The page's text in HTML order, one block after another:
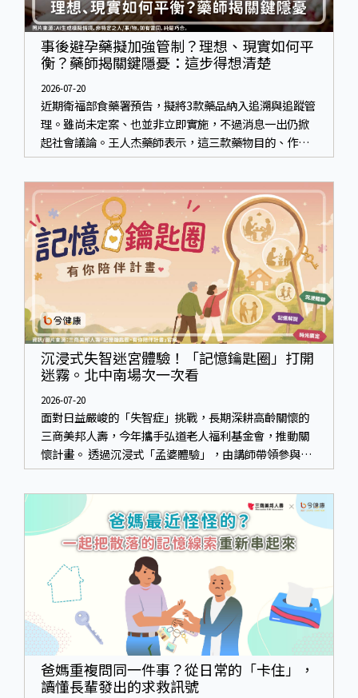
事後避孕藥擬加強管制？理想、現實如何平
衡？藥師揭關鍵隱憂：這步得想清楚
2026-07-20
近期衛福部食藥署預告，擬將3款藥品納入追溯與追蹤管
理。雖尚未定案、也並非立即實施，不過消息一出仍掀
起社會議論。王人杰藥師表示，這三款藥物目的、作
用、風險各有不同，管制與否所帶來的後許影響也不
同，可先了解其特性。
沉浸式失智迷宮體驗！「記憶鑰匙圈」打開
迷霧。北中南場次一次看
2026-07-20
面對日益嚴峻的「失智症」挑戰，長期深耕高齡關懷的
三商美邦人壽，今年攜手弘道老人福利基金會，推動關
懷計畫。 透過沉浸式「孟婆體驗」，由講師帶領參與者
化身為旅人，透過情境模擬、互動討論與卡牌推理等，
讓參與者親身感受失智症者在記憶迷宮中面臨的混亂、
判斷困難與生活挑戰。
爸媽重複問同一件事？從日常的「卡住」，
讀懂長輩發出的求救訊號